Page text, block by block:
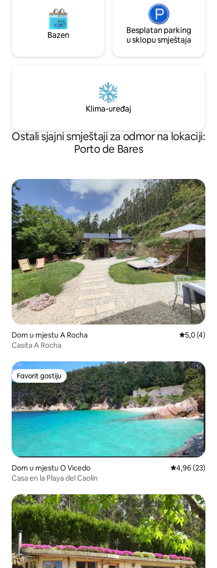
Bazen
Besplatan parking
u sklopu smještaja
Klima-uređaj
Ostali sjajni smještaji za odmor na lokaciji:
Porto de Bares
Dom u mjestu A Rocha Prosječna
5,0 (4)
Casita A Rocha
Favorit gostiju
Favorit gostiju
Dom u mjestu O Vicedo Prosječna
4,96 (23)
Casa en la Playa del Caolín